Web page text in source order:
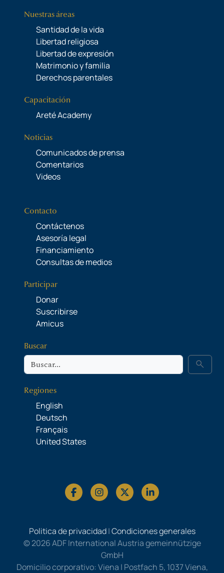
Nuestras áreas
Santidad de la vida
Libertad religiosa
Libertad de expresión
Matrimonio y familia
Derechos parentales
Capacitación
Areté Academy
Noticias
Comunicados de prensa
Comentarios
Videos
Contacto
Contáctenos
Asesoría legal
Financiamiento
Consultas de medios
Participar
Donar
Suscribirse
Amicus
Buscar
Buscar search
Regiones
English
Deutsch
Français
United States
Politica de privacidad|Condiciones generales
© 2026 ADF International Austria gemeinnützige
GmbH
Domicilio corporativo: Viena | Postfach 5, 1037 Viena,